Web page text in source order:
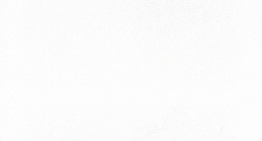
NOCTURNES VS DÉAMBULATIONS
JEU DE PISTE MINIDIK VS RALLYE DE LA CAGOUILLE